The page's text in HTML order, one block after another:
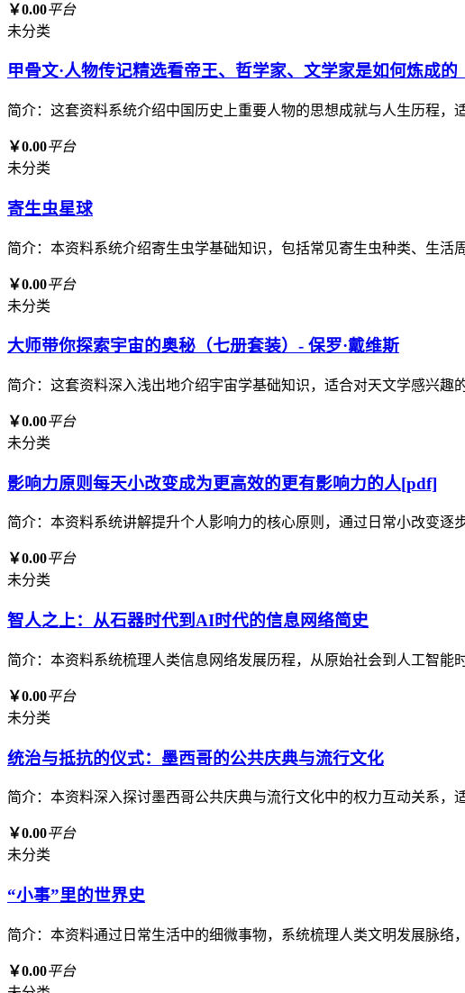
￥0.00平台
未分类
甲骨文·人物传记精选看帝王、哲学家、文学家是如何炼成的
简介：这套资料系统介绍中国历史上重要人物的思想成就与人生历程
￥0.00平台
未分类
寄生虫星球
简介：本资料系统介绍寄生虫学基础知识，包括常见寄生虫种类、生
￥0.00平台
未分类
大师带你探索宇宙的奥秘（七册套装）- 保罗·戴维斯
简介：这套资料深入浅出地介绍宇宙学基础知识，适合对天文学感兴
￥0.00平台
未分类
影响力原则每天小改变成为更高效的更有影响力的人[pdf]
简介：本资料系统讲解提升个人影响力的核心原则，通过日常小改变
￥0.00平台
未分类
智人之上：从石器时代到AI时代的信息网络简史
简介：本资料系统梳理人类信息网络发展历程，从原始社会到人工智
￥0.00平台
未分类
统治与抵抗的仪式：墨西哥的公共庆典与流行文化
简介：本资料深入探讨墨西哥公共庆典与流行文化中的权力互动关系
￥0.00平台
未分类
“小事”里的世界史
简介：本资料通过日常生活中的细微事物，系统梳理人类文明发展脉
￥0.00平台